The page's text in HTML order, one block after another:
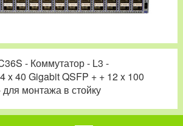
- Коммутатор - L3 -
x 40 Gigabit QSFP + + 12 x 100
монтажа в стойку